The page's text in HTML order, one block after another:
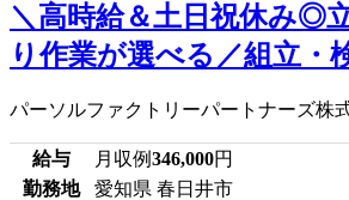
＼高時給＆土日祝休み◎
り作業が選べる／組立・
パーソルファクトリーパートナーズ株
給与 月収例346,000円
勤務地
愛知県 春日井市